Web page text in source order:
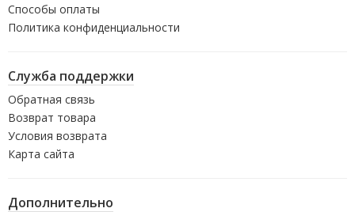
Способы оплаты
Политика конфиденциальности
Служба поддержки
Обратная связь
Возврат товара
Условия возврата
Карта сайта
Дополнительно